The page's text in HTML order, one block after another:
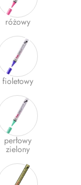
różowy
fioletowy
perłowy
zielony